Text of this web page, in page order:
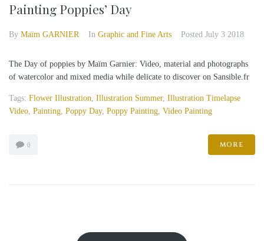
Painting Poppies’ Day
By Maïm GARNIER In Graphic and Fine Arts Posted July 3 2018
The Day of poppies by Maïm Garnier: Video, material and photographs
of watercolor and mixed media while delicate to discover on Sansible.fr
Tags: Flower Illustration, Illustration Summer, Illustration Timelapse
Video, Painting, Poppy Day, Poppy Painting, Video Painting
0 MORE